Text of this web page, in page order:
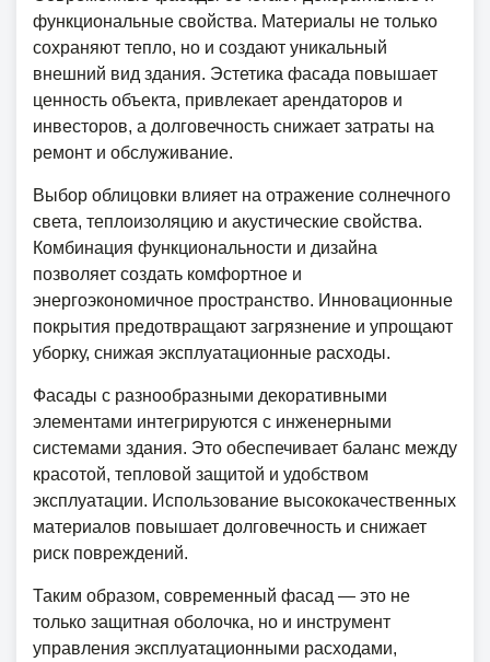
функциональные свойства. Материалы не только
сохраняют тепло, но и создают уникальный
внешний вид здания. Эстетика фасада повышает
ценность объекта, привлекает арендаторов и
инвесторов, а долговечность снижает затраты на
ремонт и обслуживание.
Выбор облицовки влияет на отражение солнечного
света, теплоизоляцию и акустические свойства.
Комбинация функциональности и дизайна
позволяет создать комфортное и
энергоэкономичное пространство. Инновационные
покрытия предотвращают загрязнение и упрощают
уборку, снижая эксплуатационные расходы.
Фасады с разнообразными декоративными
элементами интегрируются с инженерными
системами здания. Это обеспечивает баланс между
красотой, тепловой защитой и удобством
эксплуатации. Использование высококачественных
материалов повышает долговечность и снижает
риск повреждений.
Таким образом, современный фасад — это не
только защитная оболочка, но и инструмент
управления эксплуатационными расходами,